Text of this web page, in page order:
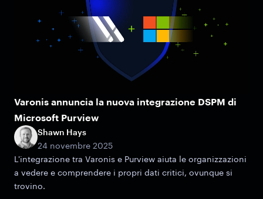
Varonis annuncia la nuova integrazione DSPM di
Microsoft Purview
Shawn Hays
24 novembre 2025
L'integrazione tra Varonis e Purview aiuta le organizzazioni
a vedere e comprendere i propri dati critici, ovunque si
trovino.